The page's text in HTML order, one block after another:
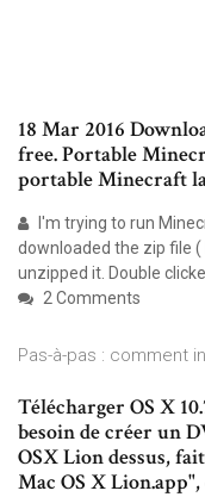
18 Mar 2016
free. Portable
portable Minecraft
I'm trying to run
downloaded the zip file
unzipped it. Double
2 Comments
Pas-à-pas : comment
Télécharger OS X
besoin de créer un
OSX Lion dessus,
Mac OS X